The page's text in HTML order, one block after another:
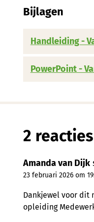
Bijlagen
Handleiding -
PowerPoint -
2 reacties
Amanda van Dijk
23 februari 2026 om
Dankjewel voor dit
opleiding